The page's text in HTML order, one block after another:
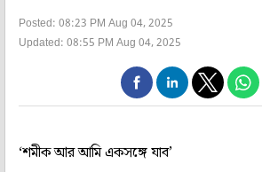
Posted: 08:23 PM Aug 04, 2025
Updated: 08:55 PM Aug 04, 2025
‘শমীক আর আমি একসঙ্গে যাব’